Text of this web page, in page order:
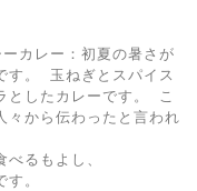
カレー：初夏の暑さが
す。 玉ねぎとスパイス
としたカレーです。 こ
々から伝わったと言われ
るもよし、
。